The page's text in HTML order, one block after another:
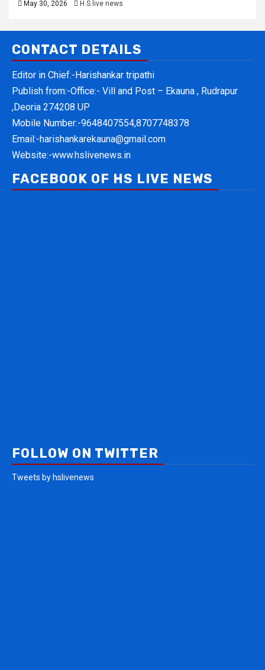
May 30, 2026 H S live news
CONTACT DETAILS
Editor in Chief:-Harishankar tripathi
Publish from:-Office:- Vill and Post – Ekauna , Rudrapur
,Deoria 274208 UP
Mobile Number:-9648407554,8707748378
Email:-harishankarekauna@gmail.com
Website:-www.hslivenews.in
FACEBOOK OF HS LIVE NEWS
FOLLOW ON TWITTER
Tweets by hslivenews